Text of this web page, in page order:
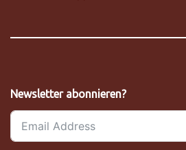
Newsletter abonnieren?